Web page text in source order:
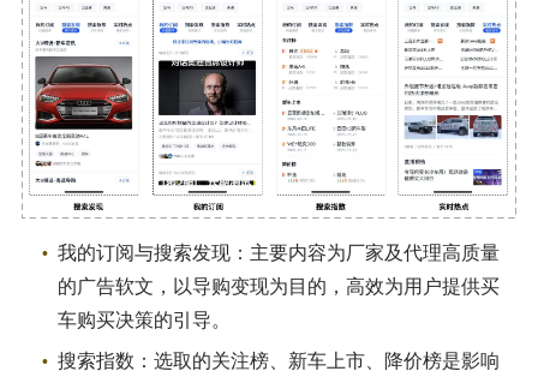
我的订阅与搜索发现：主要内容为厂家及代理高质量
的广告软文，以导购变现为目的，高效为用户提供买
车购买决策的引导。
搜索指数：选取的关注榜、新车上市、降价榜是影响